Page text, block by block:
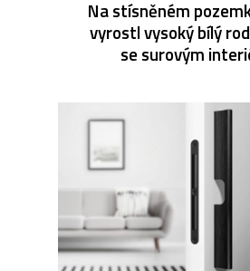
Na stísněném
vyrostl vysoký bílý
se surovým